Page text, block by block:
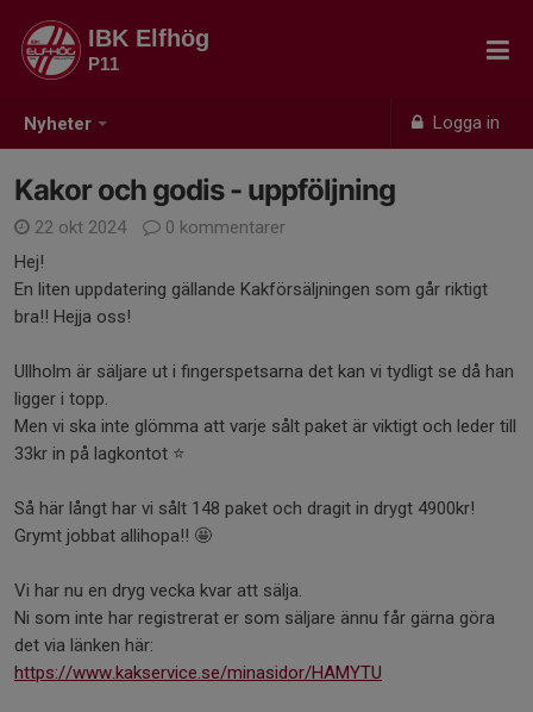
Nyheter Logga in
IBK Elfhög
P11
Kakor och godis - uppföljning
22 okt 2024
0 kommentarer
Hej!
En liten uppdatering gällande Kakförsäljningen som går riktigt
bra!! Hejja oss!
Ullholm är säljare ut i fingerspetsarna det kan vi tydligt se då han
ligger i topp.
Men vi ska inte glömma att varje sålt paket är viktigt och leder till
33kr in på lagkontot ⭐
Så här långt har vi sålt 148 paket och dragit in drygt 4900kr!
Grymt jobbat allihopa!! 🤩
Vi har nu en dryg vecka kvar att sälja.
Ni som inte har registrerat er som säljare ännu får gärna göra
det via länken här:
https://www.kakservice.se/minasidor/HAMYTU